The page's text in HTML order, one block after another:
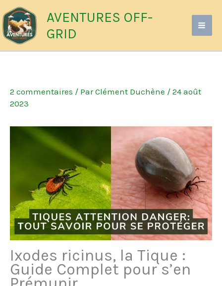
Aller
au
contenu
AVENTURES OFF-
GRID
2 commentaires / ParClément Duchène / 24 août
2023
Ixodes ricinus, la Tique :
Guide Complet pour s’en